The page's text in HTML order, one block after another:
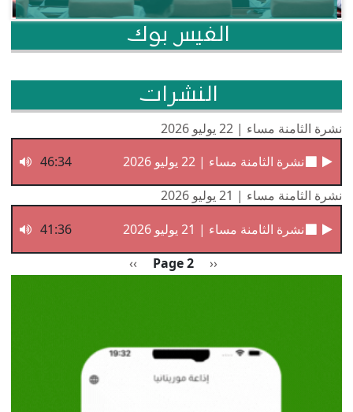
الفيس بوك
النشرات
نشرة الثامنة مساء | 22 يوليو 2026
نشرة الثامنة مساء | 22 يوليو 2026
46:34
نشرة الثامنة مساء | 21 يوليو 2026
نشرة الثامنة مساء | 21 يوليو 2026
41:36
Previous page
‹‹
Page 2 الصفحة التالية
››